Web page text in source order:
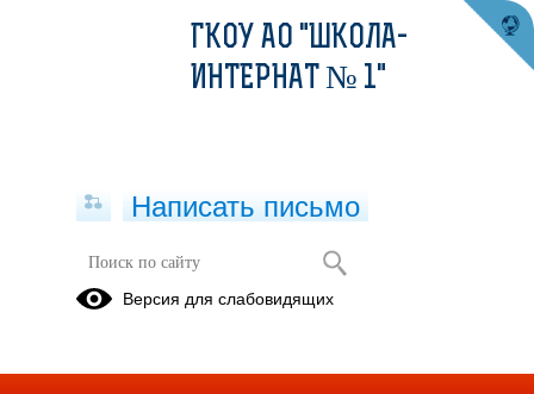
Публикации за 10.11.2025
ГКОУ АО "ШКОЛА-
ИНТЕРНАТ № 1"
Написать письмо
Версия для слабовидящих